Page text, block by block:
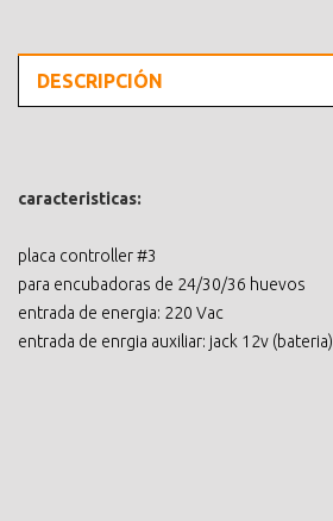
DESCRIPCIÓN
caracteristicas:
placa controller #3
para encubadoras de 24/30/36 huevos
entrada de energia: 220 Vac
entrada de enrgia auxiliar: jack 12v (bateria)